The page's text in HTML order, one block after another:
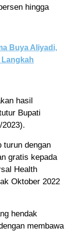
hingga
Buya Aliyadi,
Langkah
hasil
Bupati
2023).
turun dengan
gratis kepada
Health
Oktober 2022
hendak
membawa